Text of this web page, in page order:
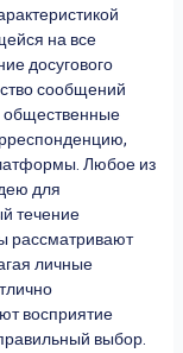
на все
досугового
сообщений
общественные
Любое из
для
течение
рассматривают
личные
восприятие
выбор.